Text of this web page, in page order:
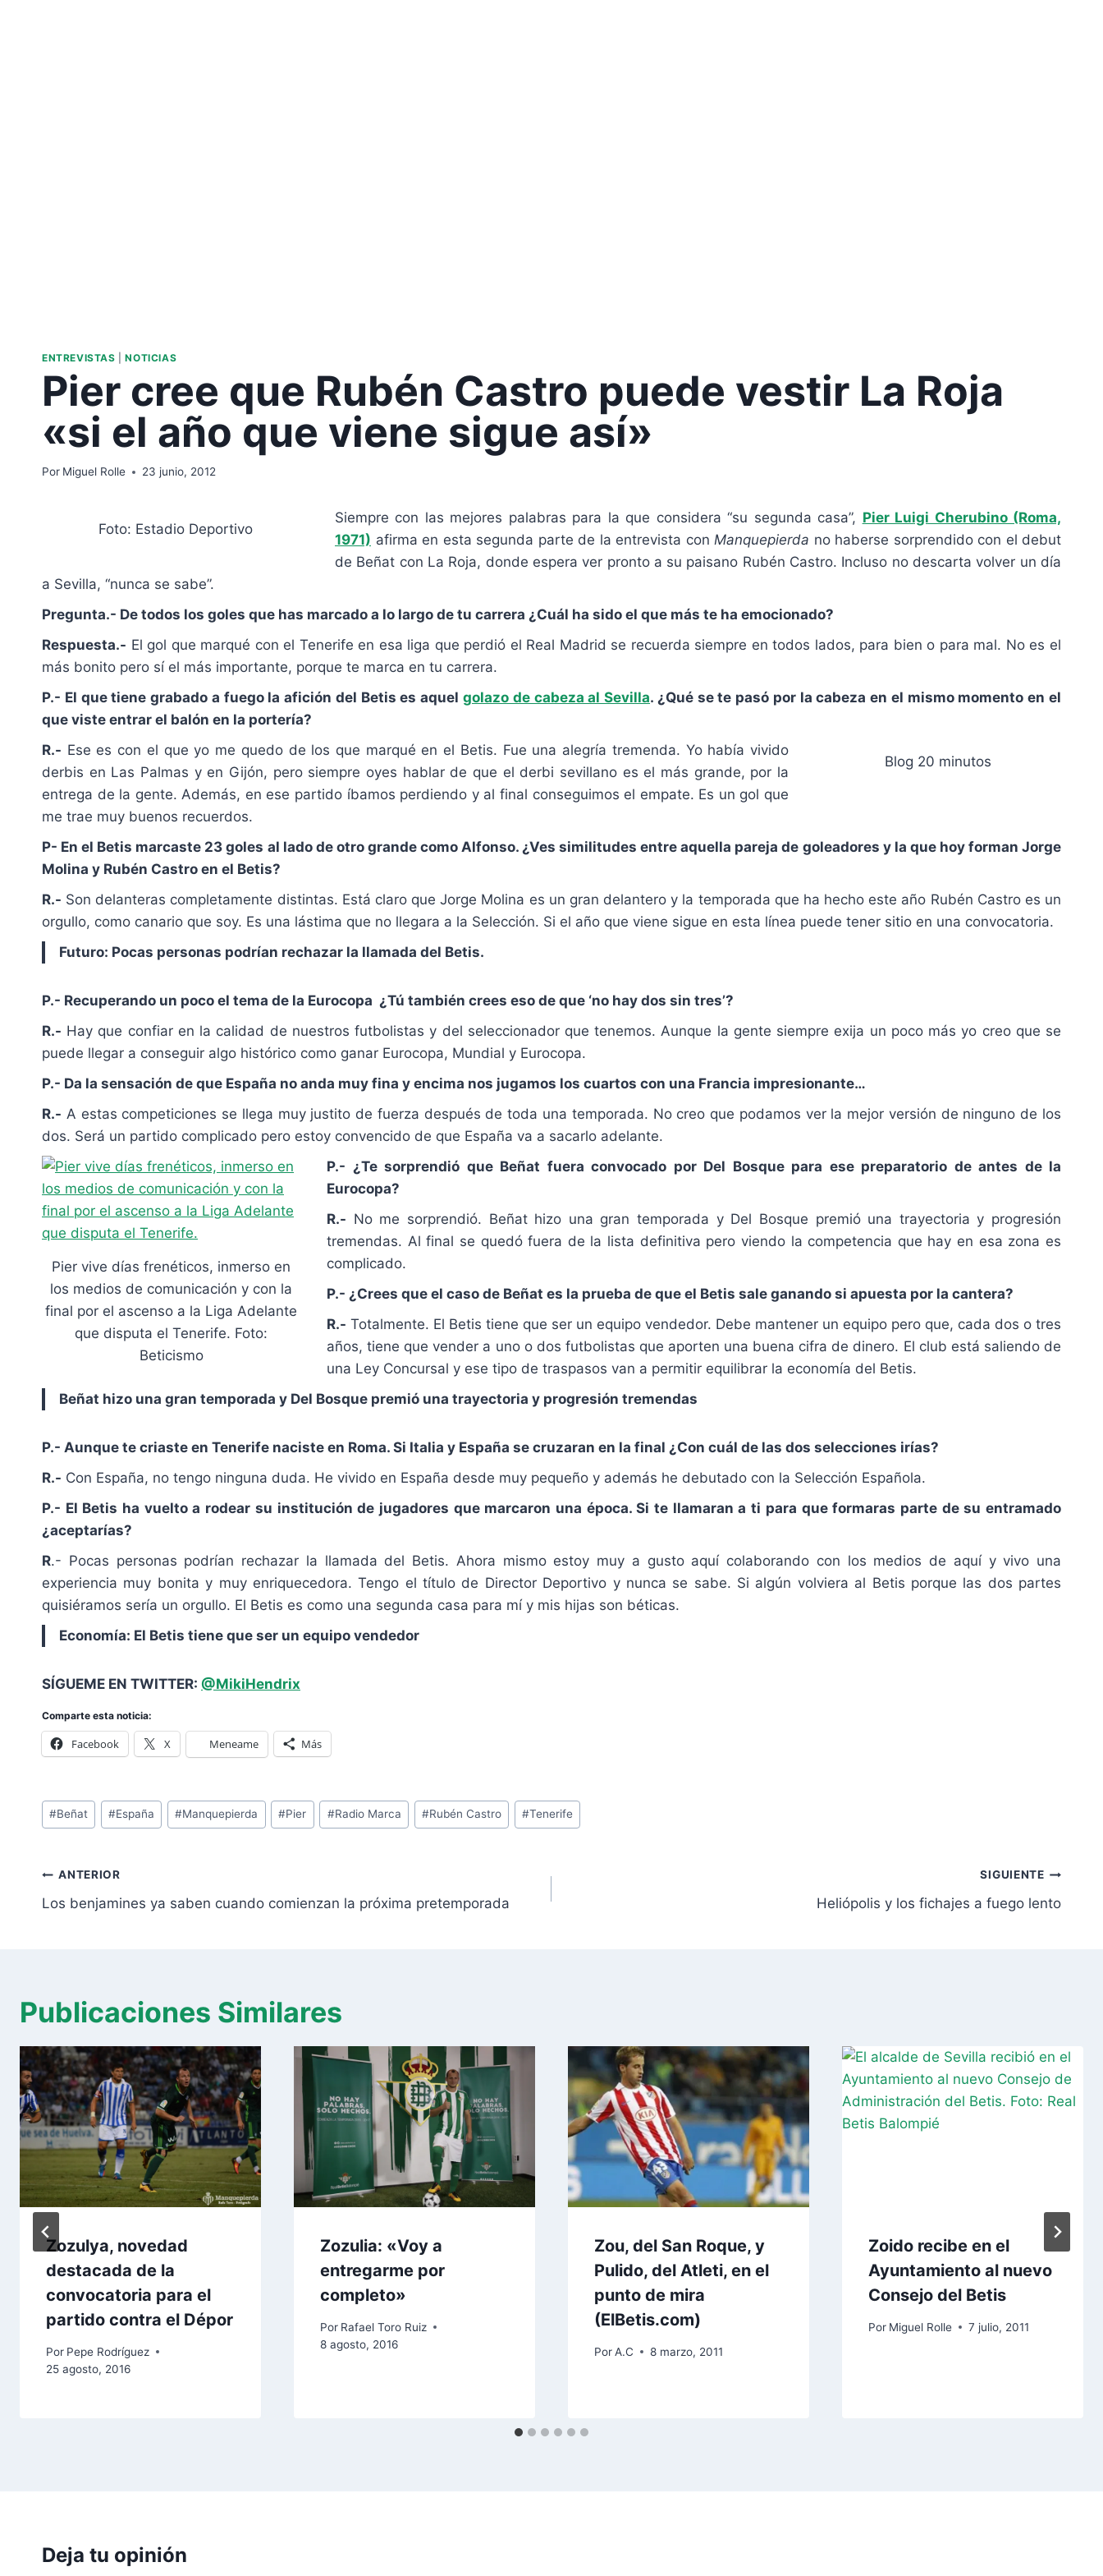
ENTREVISTAS |NOTICIAS
Pier cree que Rubén Castro puede vestir La Roja
«si el año que viene sigue así»
Por Miguel Rolle 23 junio, 2012
Foto: Estadio Deportivo
Siempre con las mejores palabras para la que considera “su segunda casa”, Pier Luigi Cherubino (Roma,
1971) afirma en esta segunda parte de la entrevista con Manquepierda no haberse sorprendido con el debut
de Beñat con La Roja, donde espera ver pronto a su paisano Rubén Castro. Incluso no descarta volver un día
a Sevilla, “nunca se sabe”.
Pregunta.- De todos los goles que has marcado a lo largo de tu carrera ¿Cuál ha sido el que más te ha emocionado?
Respuesta.- El gol que marqué con el Tenerife en esa liga que perdió el Real Madrid se recuerda siempre en todos lados, para bien o para mal. No es el
más bonito pero sí el más importante, porque te marca en tu carrera.
P.- El que tiene grabado a fuego la afición del Betis es aquel golazo de cabeza al Sevilla. ¿Qué se te pasó por la cabeza en el mismo momento en el
que viste entrar el balón en la portería?
Blog 20 minutos
R.- Ese es con el que yo me quedo de los que marqué en el Betis. Fue una alegría tremenda. Yo había vivido
derbis en Las Palmas y en Gijón, pero siempre oyes hablar de que el derbi sevillano es el más grande, por la
entrega de la gente. Además, en ese partido íbamos perdiendo y al final conseguimos el empate. Es un gol que
me trae muy buenos recuerdos.
P- En el Betis marcaste 23 goles al lado de otro grande como Alfonso. ¿Ves similitudes entre aquella pareja de goleadores y la que hoy forman Jorge
Molina y Rubén Castro en el Betis?
R.- Son delanteras completamente distintas. Está claro que Jorge Molina es un gran delantero y la temporada que ha hecho este año Rubén Castro es un
orgullo, como canario que soy. Es una lástima que no llegara a la Selección. Si el año que viene sigue en esta línea puede tener sitio en una convocatoria.
Futuro: Pocas personas podrían rechazar la llamada del Betis.
P.- Recuperando un poco el tema de la Eurocopa ¿Tú también crees eso de que ‘no hay dos sin tres’?
R.- Hay que confiar en la calidad de nuestros futbolistas y del seleccionador que tenemos. Aunque la gente siempre exija un poco más yo creo que se
puede llegar a conseguir algo histórico como ganar Eurocopa, Mundial y Eurocopa.
P.- Da la sensación de que España no anda muy fina y encima nos jugamos los cuartos con una Francia impresionante…
R.- A estas competiciones se llega muy justito de fuerza después de toda una temporada. No creo que podamos ver la mejor versión de ninguno de los
dos. Será un partido complicado pero estoy convencido de que España va a sacarlo adelante.
Pier vive días frenéticos, inmerso en
los medios de comunicación y con la
final por el ascenso a la Liga Adelante
que disputa el Tenerife. Foto:
Beticismo
P.- ¿Te sorprendió que Beñat fuera convocado por Del Bosque para ese preparatorio de antes de la
Eurocopa?
R.- No me sorprendió. Beñat hizo una gran temporada y Del Bosque premió una trayectoria y progresión
tremendas. Al final se quedó fuera de la lista definitiva pero viendo la competencia que hay en esa zona es
complicado.
P.- ¿Crees que el caso de Beñat es la prueba de que el Betis sale ganando si apuesta por la cantera?
R.- Totalmente. El Betis tiene que ser un equipo vendedor. Debe mantener un equipo pero que, cada dos o tres
años, tiene que vender a uno o dos futbolistas que aporten una buena cifra de dinero. El club está saliendo de
una Ley Concursal y ese tipo de traspasos van a permitir equilibrar la economía del Betis.
Beñat hizo una gran temporada y Del Bosque premió una trayectoria y progresión tremendas
P.- Aunque te criaste en Tenerife naciste en Roma. Si Italia y España se cruzaran en la final ¿Con cuál de las dos selecciones irías?
R.- Con España, no tengo ninguna duda. He vivido en España desde muy pequeño y además he debutado con la Selección Española.
P.- El Betis ha vuelto a rodear su institución de jugadores que marcaron una época. Si te llamaran a ti para que formaras parte de su entramado
¿aceptarías?
R.- Pocas personas podrían rechazar la llamada del Betis. Ahora mismo estoy muy a gusto aquí colaborando con los medios de aquí y vivo una
experiencia muy bonita y muy enriquecedora. Tengo el título de Director Deportivo y nunca se sabe. Si algún volviera al Betis porque las dos partes
quisiéramos sería un orgullo. El Betis es como una segunda casa para mí y mis hijas son béticas.
Economía: El Betis tiene que ser un equipo vendedor
SÍGUEME EN TWITTER: @MikiHendrix
Comparte esta noticia:
Facebook X Meneame Más
Etiquetas
de
entrada:
#Beñat #España #Manquepierda #Pier #Radio Marca #Rubén Castro #Tenerife
Navegación
de
ANTERIOR
Los benjamines ya saben cuando comienzan la próxima pretemporada
SIGUIENTE
Heliópolis y los fichajes a fuego lento
Publicaciones Similares
Zozulya, novedad
destacada de la
convocatoria para el
partido contra el Dépor
Por Pepe Rodríguez
25 agosto, 2016
Zozulia: «Voy a
entregarme por
completo»
Por Rafael Toro Ruiz
8 agosto, 2016
Zou, del San Roque, y
Pulido, del Atleti, en el
punto de mira
(ElBetis.com)
PorA.C 8 marzo, 2011
Zoido recibe en el
Ayuntamiento al nuevo
Consejo del Betis
Por Miguel Rolle 7 julio, 2011
Deja tu opinión